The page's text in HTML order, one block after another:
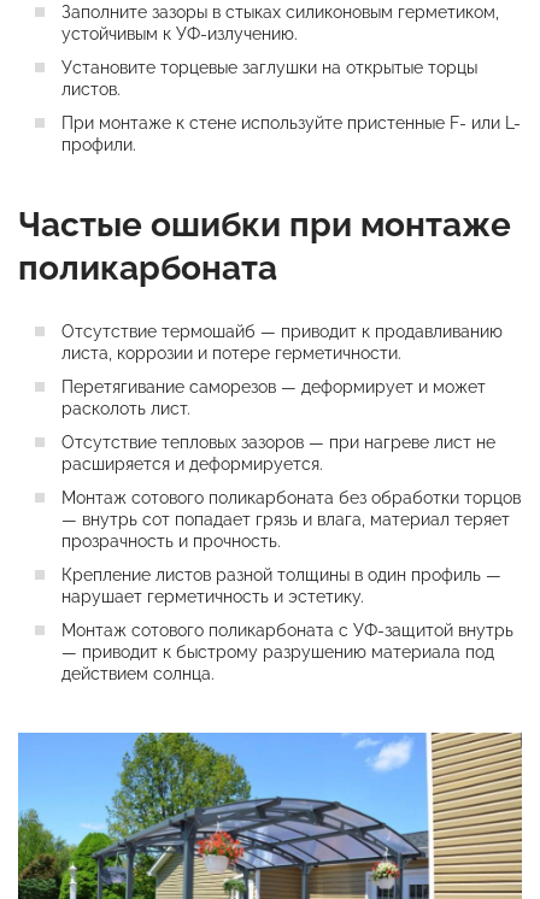
Заполните зазоры в стыках силиконовым герметиком,
устойчивым к УФ-излучению.
Установите торцевые заглушки на открытые торцы
листов.
При монтаже к стене используйте пристенные F- или L-
профили.
Частые ошибки при монтаже
поликарбоната
Отсутствие термошайб — приводит к продавливанию
листа, коррозии и потере герметичности.
Перетягивание саморезов — деформирует и может
расколоть лист.
Отсутствие тепловых зазоров — при нагреве лист не
расширяется и деформируется.
Монтаж сотового поликарбоната без обработки торцов
— внутрь сот попадает грязь и влага, материал теряет
прозрачность и прочность.
Крепление листов разной толщины в один профиль —
нарушает герметичность и эстетику.
Монтаж сотового поликарбоната с УФ-защитой внутрь
— приводит к быстрому разрушению материала под
действием солнца.